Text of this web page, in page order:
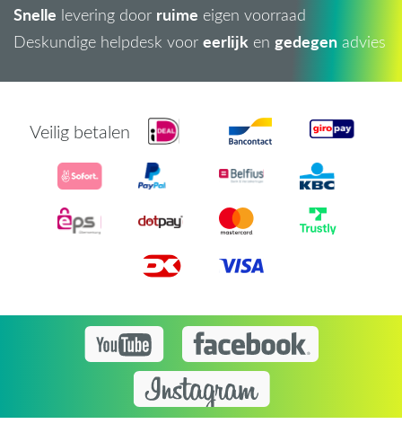
Snelle levering door ruime eigen voorraad
Deskundige helpdesk voor eerlijk en gedegen advies
Veilig betalen